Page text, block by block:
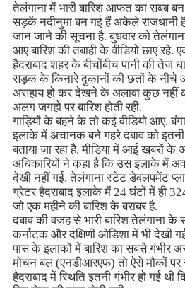
तेलंगाना में भारी बारिश आफत का सबब
सड़कें नदीनुमा बन गई हैं अकेले राजधानी
जान जाने की सूचना है. बुधवार को
आए बारिश की तबाही के वीडियो छाए रहे.
हैदराबाद शहर के बीचोंबीच पानी की तेज
सड़क के किनारे दुकानों की छतों के नीचे
असहाय हो कर देखने के अलावा कुछ नहीं
अलग जगहो पर बारिश होती रही.
गाड़ियों के बहने के तो कई वीडियो आए.
इलाके में अचानक बने गहरे दबाव को इतनी
बताया जा रहा है. मीडिया में आई खबरों के
अधिकारियों ने कहा है कि उस इलाके में
देखी नहीं गई. तेलंगाना स्टेट डेवलपमेंट
ग्रेटर हैदराबाद इलाके में 24 घंटों में ही
जो एक महीने की बारिश के बराबर है.
दबाव की वजह से भारी बारिश तेलंगाना
कर्नाटक और दक्षिणी ओडिशा में भी देखी
पास के इलाकों में बारिश का सबसे गंभीर
मोचन बल (एनडीआरएफ) तो ऐसे मौकों पर
हैदराबाद में स्थिति इतनी गंभीर हो गई थी